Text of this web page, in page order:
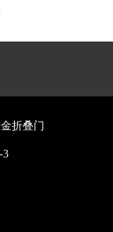
折叠门
3